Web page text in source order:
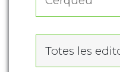
Totes les